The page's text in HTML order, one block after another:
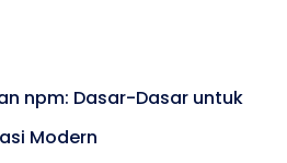
npm: Dasar-Dasar untuk
Modern